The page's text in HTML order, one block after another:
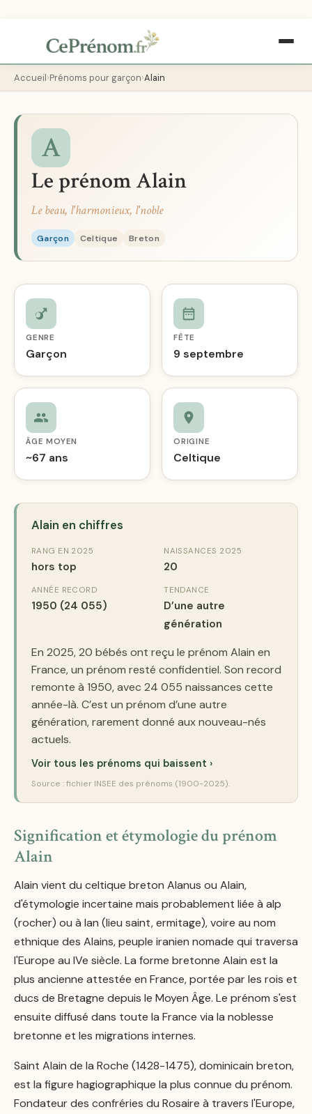
Accueil Prénoms pour garçon Alain
A
Le prénom Alain
Le beau, l'harmonieux, l'noble
Garçon Celtique Breton
GENRE
Garçon
FÊTE
9 septembre
ÂGE MOYEN
~67 ans
ORIGINE
Celtique
Alain en chiffres
RANG EN 2025
hors top
NAISSANCES 2025
20
ANNÉE RECORD
1950 (24 055)
TENDANCE
D’une autre
génération
En 2025, 20 bébés ont reçu le prénom Alain en
France, un prénom resté confidentiel. Son record
remonte à 1950, avec 24 055 naissances cette
année-là. C’est un prénom d’une autre
génération, rarement donné aux nouveau-nés
actuels.
Voir tous les prénoms qui baissent ›
Source : fichier INSEE des prénoms (1900-2025).
Signification et étymologie du prénom
Alain
Alain vient du celtique breton Alanus ou Alain,
d'étymologie incertaine mais probablement liée à alp
(rocher) ou à lan (lieu saint, ermitage), voire au nom
ethnique des Alains, peuple iranien nomade qui traversa
l'Europe au IVe siècle. La forme bretonne Alain est la
plus ancienne attestée en France, portée par les rois et
ducs de Bretagne depuis le Moyen Âge. Le prénom s'est
ensuite diffusé dans toute la France via la noblesse
bretonne et les migrations internes.
Saint Alain de la Roche (1428-1475), dominicain breton,
est la figure hagiographique la plus connue du prénom.
Fondateur des confréries du Rosaire à travers l'Europe,